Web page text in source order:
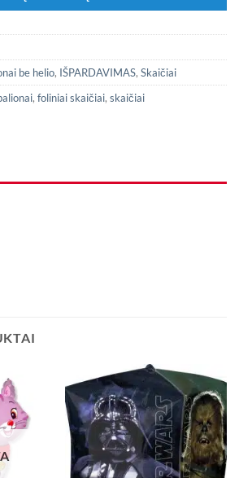
be helio, IŠPARDAVIMAS, Skaičiai
, foliniai skaičiai, skaičiai